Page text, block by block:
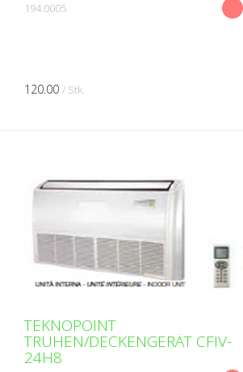
194.0005
120.00 / Stk.
TEKNOPOINT
TRUHEN/DECKENGERÄT CFIV-
24H8